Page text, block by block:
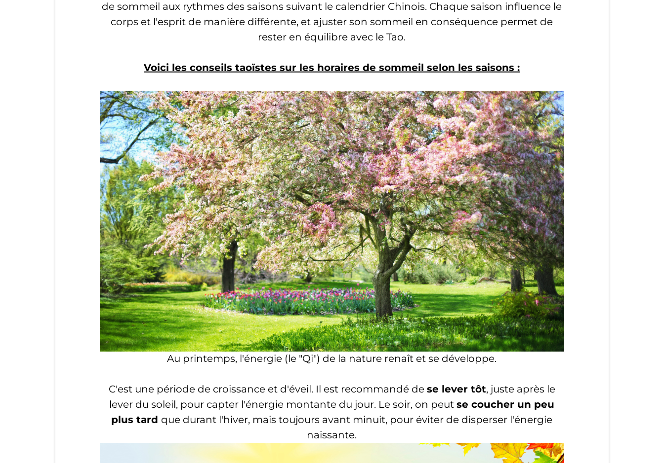
de sommeil aux rythmes des saisons suivant le calendrier Chinois. Chaque saison influence le
corps et l'esprit de manière différente, et ajuster son sommeil en conséquence permet de
rester en équilibre avec le Tao.
Voici les conseils taoïstes sur les horaires de sommeil selon les saisons :
Au printemps, l'énergie (le "Qi") de la nature renaît et se développe.
C'est une période de croissance et d'éveil. Il est recommandé de se lever tôt, juste après le
lever du soleil, pour capter l'énergie montante du jour. Le soir, on peutse coucher un peu
plus tard que durant l'hiver, mais toujours avant minuit, pour éviter de disperser l'énergie
naissante.